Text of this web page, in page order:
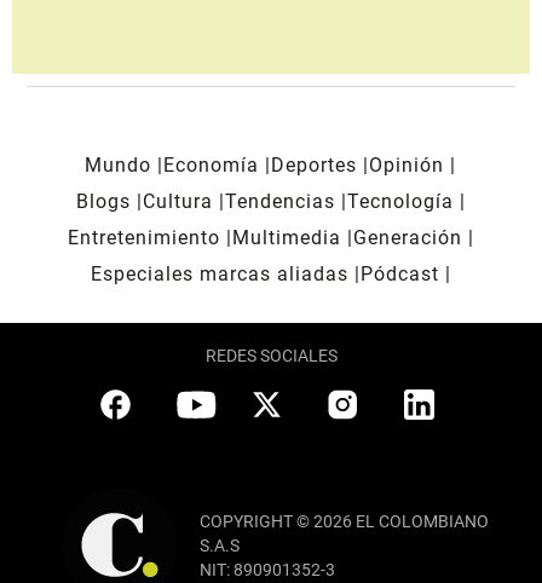
Mundo Economía Deportes
Opinión
Blogs
Cultura Tendencias Tecnología
Entretenimiento
Multimedia
Generación
Especiales marcas aliadas
Pódcast
REDES SOCIALES
COPYRIGHT © 2026 EL COLOMBIANO
S.A.S
NIT: 890901352-3